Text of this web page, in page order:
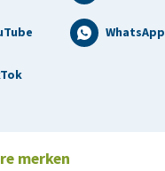
WhatsApp
merken